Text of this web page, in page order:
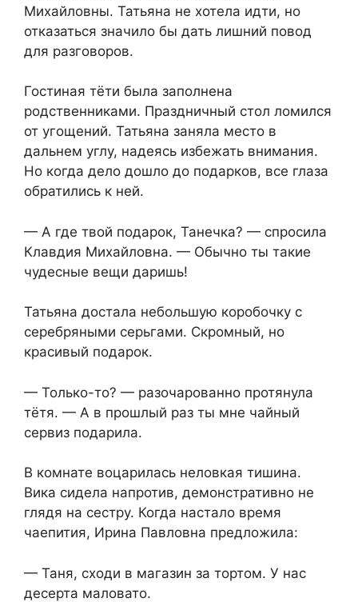
Михайловны. Татьяна не хотела идти, но
отказаться значило бы дать лишний повод
для разговоров.
Гостиная тёти была заполнена
родственниками. Праздничный стол ломился
от угощений. Татьяна заняла место в
дальнем углу, надеясь избежать внимания.
Но когда дело дошло до подарков, все глаза
обратились к ней.
— А где твой подарок, Танечка? — спросила
Клавдия Михайловна. — Обычно ты такие
чудесные вещи даришь!
Татьяна достала небольшую коробочку с
серебряными серьгами. Скромный, но
красивый подарок.
— Только-то? — разочарованно протянула
тётя. — А в прошлый раз ты мне чайный
сервиз подарила.
В комнате воцарилась неловкая тишина.
Вика сидела напротив, демонстративно не
глядя на сестру. Когда настало время
чаепития, Ирина Павловна предложила:
— Таня, сходи в магазин за тортом. У нас
десерта маловато.